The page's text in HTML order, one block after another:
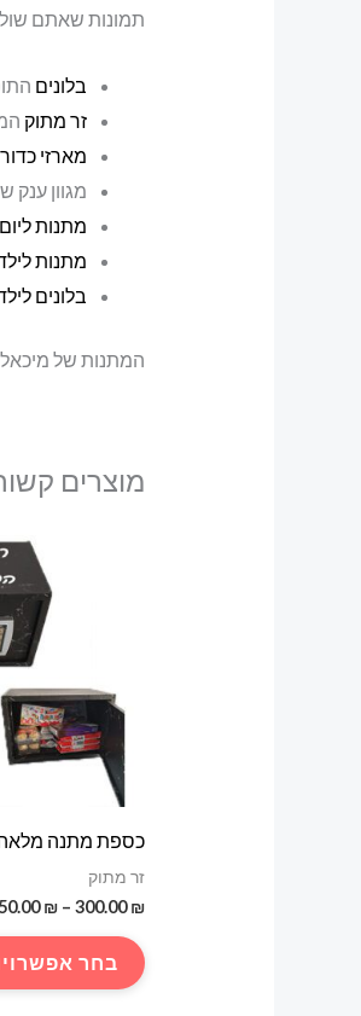
תמונות שאתם
בלונים
זר מתוק
מארזי
מגוון ענק
מתנות ליום
מתנות
בלונים
המתנות של
מוצרים
כספת מתנה מלאה
זר מתוק
300.00₪
–
₪
בחר